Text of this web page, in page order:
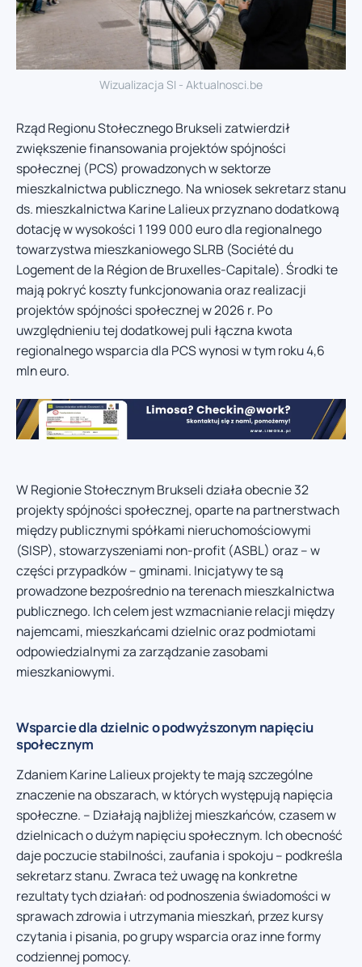
Wizualizacja SI - Aktualnosci.be
Rząd Regionu Stołecznego Brukseli zatwierdził
zwiększenie finansowania projektów spójności
społecznej (PCS) prowadzonych w sektorze
mieszkalnictwa publicznego. Na wniosek sekretarz stanu
ds. mieszkalnictwa Karine Lalieux przyznano dodatkową
dotację w wysokości 1 199 000 euro dla regionalnego
towarzystwa mieszkaniowego SLRB (Société du
Logement de la Région de Bruxelles-Capitale). Środki te
mają pokryć koszty funkcjonowania oraz realizacji
projektów spójności społecznej w 2026 r. Po
uwzględnieniu tej dodatkowej puli łączna kwota
regionalnego wsparcia dla PCS wynosi w tym roku 4,6
mln euro.
W Regionie Stołecznym Brukseli działa obecnie 32
projekty spójności społecznej, oparte na partnerstwach
między publicznymi spółkami nieruchomościowymi
(SISP), stowarzyszeniami non-profit (ASBL) oraz – w
części przypadków – gminami. Inicjatywy te są
prowadzone bezpośrednio na terenach mieszkalnictwa
publicznego. Ich celem jest wzmacnianie relacji między
najemcami, mieszkańcami dzielnic oraz podmiotami
odpowiedzialnymi za zarządzanie zasobami
mieszkaniowymi.
Wsparcie dla dzielnic o podwyższonym napięciu
społecznym
Zdaniem Karine Lalieux projekty te mają szczególne
znaczenie na obszarach, w których występują napięcia
społeczne. – Działają najbliżej mieszkańców, czasem w
dzielnicach o dużym napięciu społecznym. Ich obecność
daje poczucie stabilności, zaufania i spokoju – podkreśla
sekretarz stanu. Zwraca też uwagę na konkretne
rezultaty tych działań: od podnoszenia świadomości w
sprawach zdrowia i utrzymania mieszkań, przez kursy
czytania i pisania, po grupy wsparcia oraz inne formy
codziennej pomocy.